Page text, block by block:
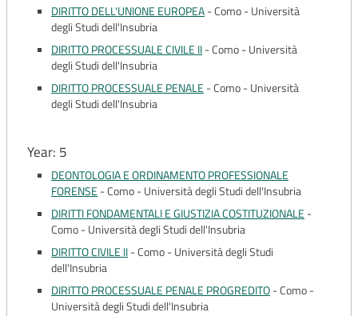
DIRITTO DELL'UNIONE EUROPEA-Como - Università
degli Studi dell'Insubria
DIRITTO PROCESSUALE CIVILE II-Como - Università
degli Studi dell'Insubria
DIRITTO PROCESSUALE PENALE -Como - Università
degli Studi dell'Insubria
Year: 5
DEONTOLOGIA E ORDINAMENTO PROFESSIONALE
FORENSE -Como - Università degli Studi dell'Insubria
DIRITTI FONDAMENTALI E GIUSTIZIA COSTITUZIONALE -
Como - Università degli Studi dell'Insubria
DIRITTO CIVILE II-Como - Università degli Studi
dell'Insubria
DIRITTO PROCESSUALE PENALE PROGREDITO-Como -
Università degli Studi dell'Insubria